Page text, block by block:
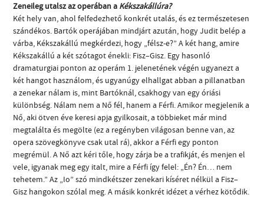
Zeneileg utalsz az operában a Kékszakállúra?
Két hely van, ahol felfedezhető konkrét utalás, és ez természetesen
szándékos. Bartók operájában mindjárt azután, hogy Judit belép a
várba, Kékszakállú megkérdezi, hogy „félsz-e?” A két hang, amire
Kékszakállú a két szótagot énekli: Fisz–Gisz. Egy hasonló
dramaturgiai ponton az operám 1. jelenetének végén ugyanezt a
két hangot használom, és ugyanúgy elhallgat abban a pillanatban
a zenekar nálam is, mint Bartóknál, csakhogy van egy óriási
különbség. Nálam nem a Nő fél, hanem a Férfi. Amikor megjelenik a
Nő, aki ötven éve keresi apja gyilkosait, a többieket már mind
megtalálta és megölte (ez a regényben világosan benne van, az
opera szövegkönyve csak utal rá), akkor a Férfi egy ponton
megrémül. A Nő azt kéri tőle, hogy zárja be a trafikját, és menjen el
vele, igyanak meg egy italt, mire a Férfi így felel: „Én? Én… nem
tehetem.” Az „Io” szó mindkétszer zenekari kíséret nélkül a Fisz–
Gisz hangokon szólal meg. A másik konkrét idézet a vérhez kötődik.